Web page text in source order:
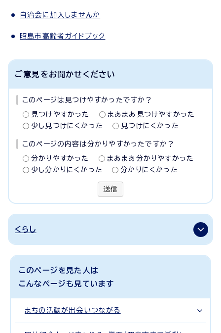
自治会に加入しませんか
昭島市高齢者ガイドブック
ご意見をお聞かせください
このページは見つけやすかったですか？
見つけやすかった
まあまあ見つけやすかった
少し見つけにくかった
見つけにくかった
このページの内容は分かりやすかったですか？
分かりやすかった
まあまあ分かりやすかった
少し分かりにくかった
分かりにくかった
送信
くらし
このページを見た人は
こんなページも見ています
まちの活動が出会いつながる